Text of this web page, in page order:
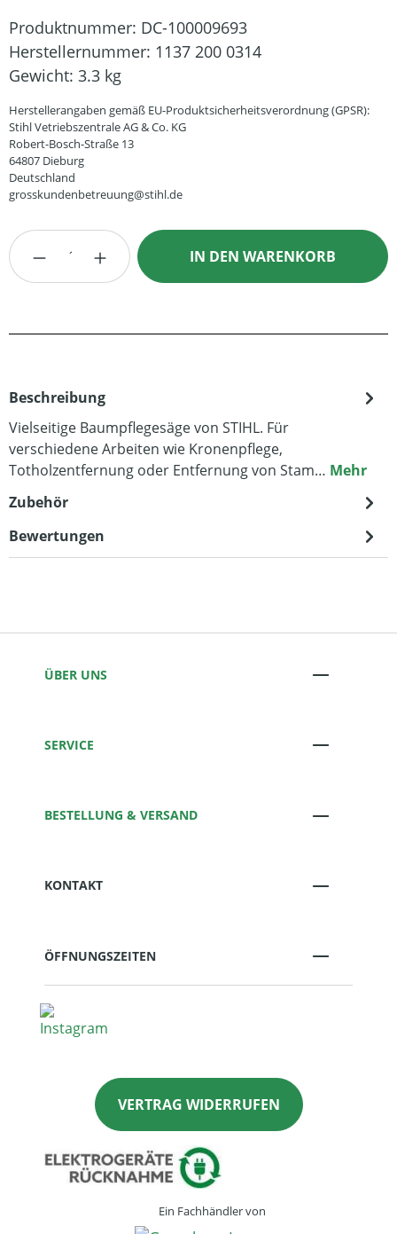
Produktnummer: DC-100009693
Herstellernummer: 1137 200 0314
Gewicht: 3.3 kg
Herstellerangaben gemäß EU-Produktsicherheitsverordnung (GPSR):
Stihl Vetriebszentrale AG & Co. KG
Robert-Bosch-Straße 13
64807 Dieburg
Deutschland
grosskundenbetreuung@stihl.de
Produkt Anzahl: Gib den gewünschten
IN DEN WARENKORB
Beschreibung
Vielseitige Baumpflegesäge von STIHL. Für
verschiedene Arbeiten wie Kronenpflege,
Totholzentfernung oder Entfernung von Stam… Mehr
Zubehör
Bewertungen
ÜBER UNS
SERVICE
BESTELLUNG & VERSAND
KONTAKT
ÖFFNUNGSZEITEN
VERTRAG WIDERRUFEN
Ein Fachhändler von